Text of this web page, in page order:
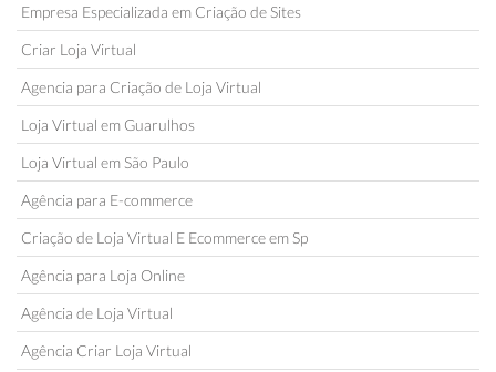
Empresa Especializada em Criação de Sites
Criar Loja Virtual
Agencia para Criação de Loja Virtual
Loja Virtual em Guarulhos
Loja Virtual em São Paulo
Agência para E-commerce
Criação de Loja Virtual E Ecommerce em Sp
Agência para Loja Online
Agência de Loja Virtual
Agência Criar Loja Virtual